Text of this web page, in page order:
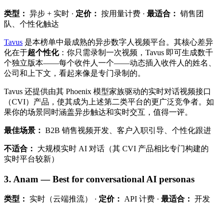
类型： 异步 + 实时 · 定价： 按用量计费 · 最适合： 销售团
队、个性化触达
Tavus 是本榜单中最成熟的异步数字人视频平台。其核心差异
化在于超个性化：你只需录制一次视频，Tavus 即可生成数千
个独立版本——每个收件人一个——动态插入收件人的姓名、
公司和上下文，看起来像是专门录制的。
Tavus 还提供由其 Phoenix 模型家族驱动的实时对话视频接口
（CVI）产品，使其成为上述第二类平台的更广泛竞争者。如
果你的场景同时涵盖异步触达和实时交互，值得一评。
最佳场景： B2B 销售视频开发、客户入职引导、个性化跟进
不适合：
大规模实时 AI 对话（其 CVI 产品相比专门构建的
实时平台较新）
3. Anam — Best for conversational AI personas
类型： 实时（云端推流） · 定价： API 计费 · 最适合： 开发